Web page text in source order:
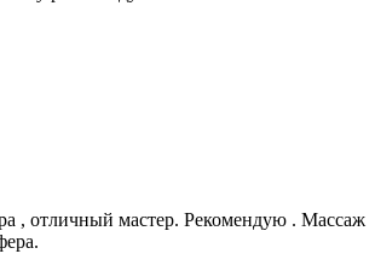
, отличный мастер. Рекомендую . Массаж